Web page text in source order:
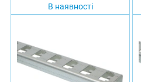
В наявності